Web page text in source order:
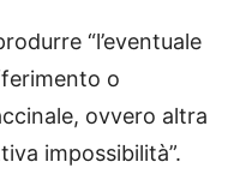
“l’eventuale
o
ovvero altra
impossibilità”.